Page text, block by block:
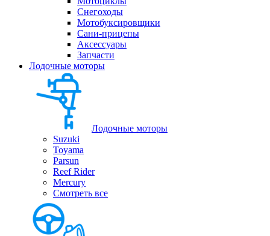
Снегоходы
Мотобуксировщики
Сани-прицепы
Аксессуары
Запчасти
Лодочные моторы
Лодочные моторы
Suzuki
Toyama
Parsun
Reef Rider
Mercury
Смотреть все